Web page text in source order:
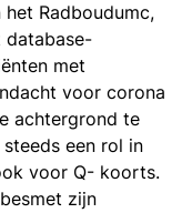
Radboudumc,
database-
met
voor corona
achtergrond te
een rol in
voor Q- koorts.
zijn